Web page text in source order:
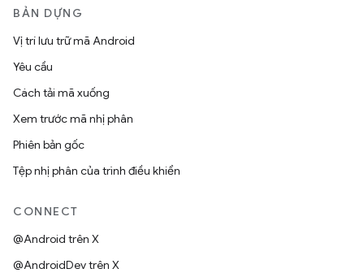
BẢN DỰNG
Vị trí lưu trữ mã Android
Yêu cầu
Cách tải mã xuống
Xem trước mã nhị phân
Phiên bản gốc
Tệp nhị phân của trình điều khiển
CONNECT
@Android trên X
@AndroidDev trên X